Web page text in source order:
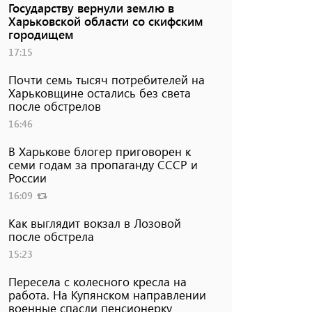
Государству вернули землю в
Харьковской области со скифским
городищем
17:15
Почти семь тысяч потребителей на
Харьковщине остались без света
после обстрелов
16:46
В Харькове блогер приговорен к
семи годам за пропаганду СССР и
России
16:09
Как выглядит вокзал в Лозовой
после обстрела
15:23
Пересела с колесного кресла на
работа. На Купянском направлении
военные спасли пенсионерку